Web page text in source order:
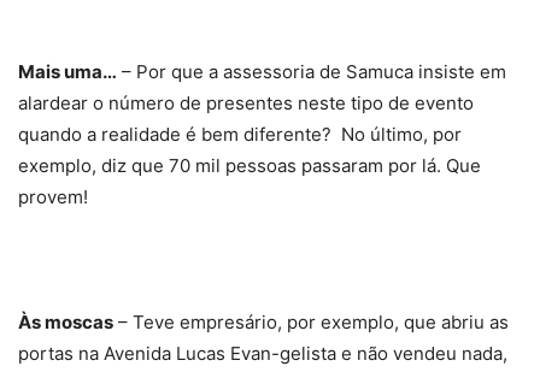
Mais uma… – Por que a assessoria de Samuca insiste em
alardear o número de presentes neste tipo de evento
quando a realidade é bem diferente? No último, por
exemplo, diz que 70 mil pessoas passaram por lá. Que
provem!
Às moscas – Teve empresário, por exemplo, que abriu as
portas na Avenida Lucas Evan-gelista e não vendeu nada,